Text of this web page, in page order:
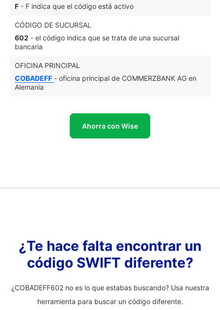
F - F indica que el código está activo
CÓDIGO DE SUCURSAL
602 - el código indica que se trata de una sucursal
bancaria
OFICINA PRINCIPAL
COBADEFF - oficina principal de COMMERZBANK AG en
Alemania
Ahorra con Wise
¿Te hace falta encontrar un
código SWIFT diferente?
¿COBADEFF602 no es lo que estabas buscando? Usa nuestra
herramienta para buscar un código diferente.